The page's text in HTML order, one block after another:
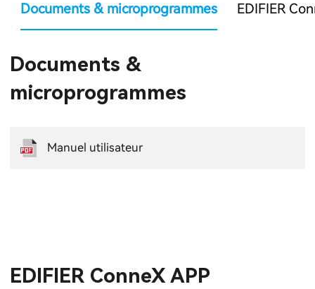
Documents & microprogrammes EDIFIER
Documents &
microprogrammes
Manuel utilisateur
EDIFIER ConneX APP